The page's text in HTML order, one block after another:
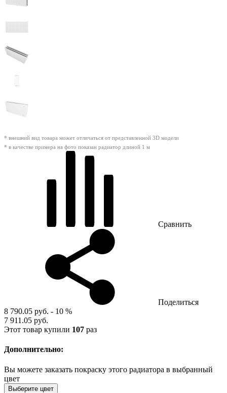
* внешний вид товара может отличаться от представленной 3D модели
* в качестве примера на фото показан радиатор длиной 1 м
Сравнить
Поделиться
8 790.05 руб. - 10 %
7 911.05 руб.
Этот товар купили 107 раз
Дополнительно:
Вы можете заказать покраску этого радиатора в выбранный
цвет
Выберите цвет